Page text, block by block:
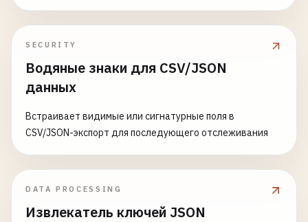
SECURITY
Водяные знаки для CSV/JSON
данных
Встраивает видимые или сигнатурные поля в
CSV/JSON-экспорт для последующего отслеживания
DATA PROCESSING
Извлекатель ключей JSON